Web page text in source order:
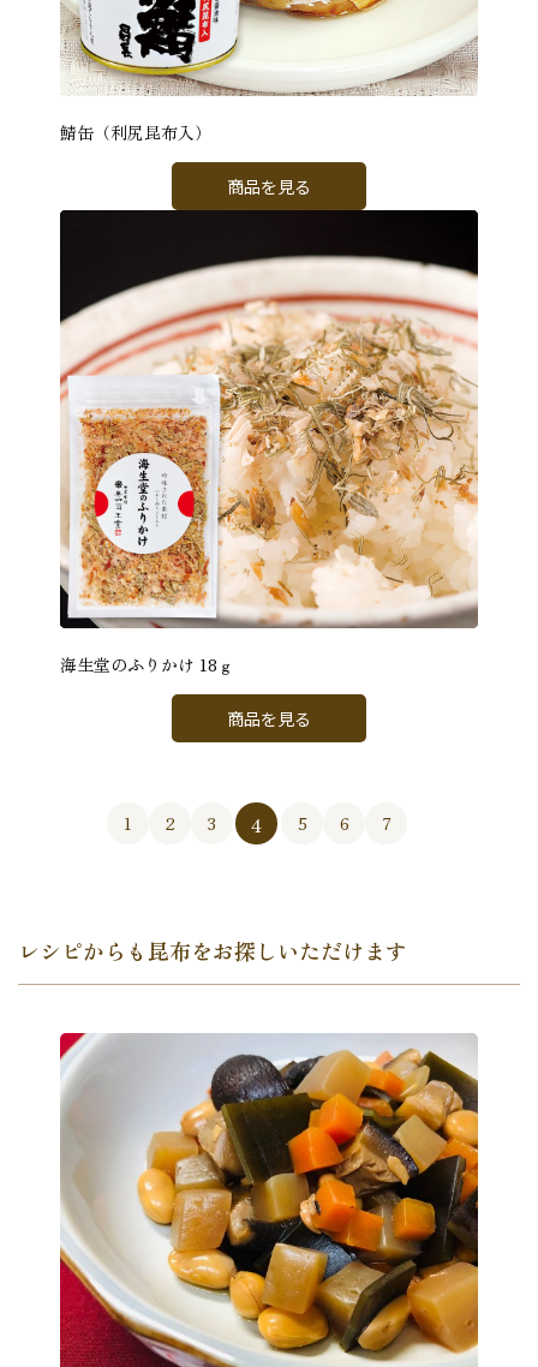
鯖缶（利尻昆布入）
商品を見る
海生堂のふりかけ 18ｇ
商品を見る
1 2 3 4 5 6 7
レシピからも昆布をお探しいただけます